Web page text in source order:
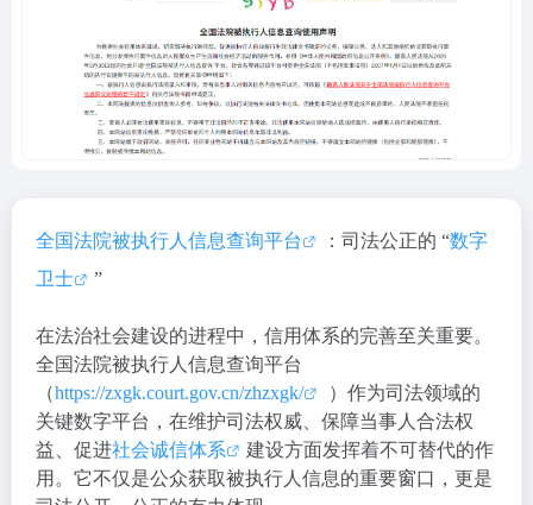
全国法院被执行人信息查询平台 ：司法公正的 “数字
卫士
”
在法治社会建设的进程中，信用体系的完善至关重要。
全国法院被执行人信息查询平台
（https://zxgk.court.gov.cn/zhzxgk/
）作为司法领域的
关键数字平台，在维护司法权威、保障当事人合法权
益、促进社会诚信体系
建设方面发挥着不可替代的作
用。它不仅是公众获取被执行人信息的重要窗口，更是